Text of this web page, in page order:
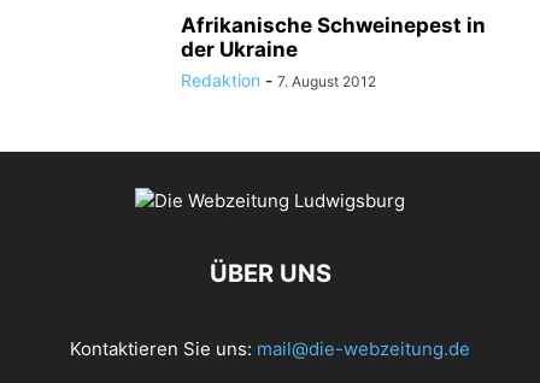
Afrikanische Schweinepest in
der Ukraine
Redaktion - 7. August 2012
ÜBER UNS
Kontaktieren Sie uns: mail@die-webzeitung.de